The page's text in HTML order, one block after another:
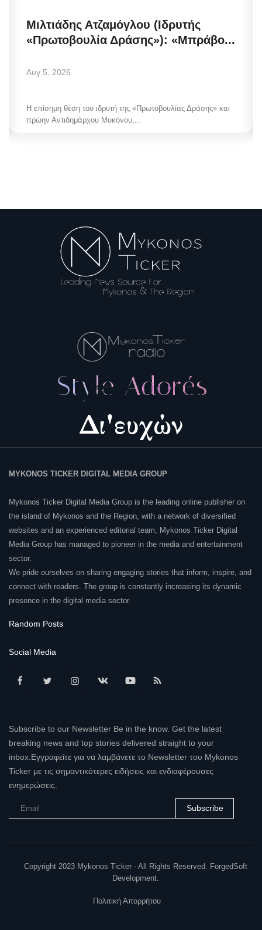
Μιλτιάδης Ατζαμόγλου (Ιδρυτής
«Πρωτοβουλία Δράσης»): «Μπράβο...
Αυγ 5, 2026
Η επίσημη θέση του ιδρυτή της «Πρωτοβουλίας Δράσης» και
πρώην Αντιδημάρχου Μυκόνου,...
MYKONOS TICKER DIGITAL MEDIA GROUP
Mykonos Ticker Digital Media Group is the leading online publisher on
the island of Mykonos and the Region, with a network of diversified
websites and an experienced editorial team, Mykonos Ticker Digital
Media Group has managed to pioneer in the media and entertainment
sector.
We pride ourselves on sharing engaging stories that inform, inspire, and
connect with readers. The group is constantly increasing its dynamic
presence in the digital media sector.
Random Posts
Social Media
Subscribe to our Newsletter Be in the know. Get the latest
breaking news and top stories delivered straight to your
inbox.Εγγραφείτε για να λαμβάνετε το Newsletter του Mykonos
Ticker με τις σημαντικότερες ειδήσεις και ενδιαφέρουσες
ενημερώσεις.
Subscribe
Copyright 2023 Mykonos Ticker - All Rights Reserved. ForgedSoft
Development.
Πολιτική Απορρήτου